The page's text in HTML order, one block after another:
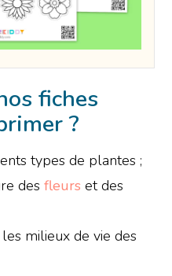
fiches
?
types de plantes ;
desfleurs et des
milieux de vie des